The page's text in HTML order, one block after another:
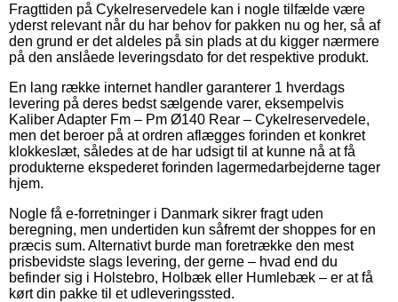
Fragttiden på Cykelreservedele kan i nogle tilfælde være
yderst relevant når du har behov for pakken nu og her, så af
den grund er det aldeles på sin plads at du kigger nærmere
på den anslåede leveringsdato for det respektive produkt.
En lang række internet handler garanterer 1 hverdags
levering på deres bedst sælgende varer, eksempelvis
Kaliber Adapter Fm – Pm Ø140 Rear – Cykelreservedele,
men det beroer på at ordren aflægges forinden et konkret
klokkeslæt, således at de har udsigt til at kunne nå at få
produkterne ekspederet forinden lagermedarbejderne tager
hjem.
Nogle få e-forretninger i Danmark sikrer fragt uden
beregning, men undertiden kun såfremt der shoppes for en
præcis sum. Alternativt burde man foretrække den mest
prisbevidste slags levering, der gerne – hvad end du
befinder sig i Holstebro, Holbæk eller Humlebæk – er at få
kørt din pakke til et udleveringssted.